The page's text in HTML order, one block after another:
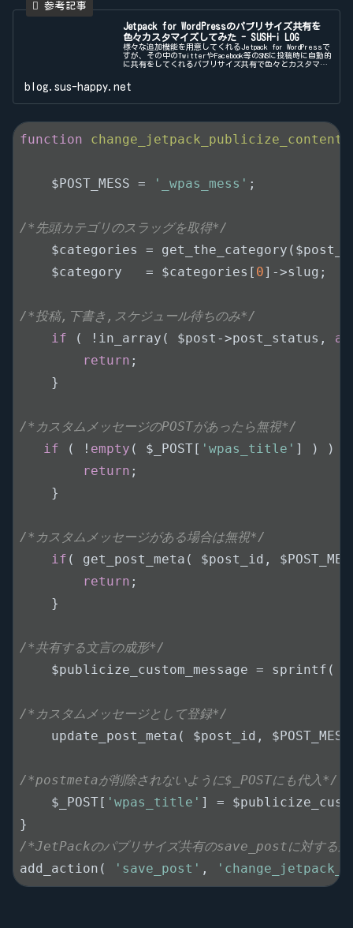
Jetpack for WordPressのパブリサイズ共有を
色々カスタマイズしてみた - SUSH-i LOG
様々な追加機能を用意してくれるJetpack for WordPressで
すが、その中のTwitterやFacebook等のSNSに投稿時に自動的
に共有をしてくれるパブリサイズ共有で色々とカスタマイ
blog.sus-happy.net
function change_jetpack_publicize_content
    $POST_MESS =
'_wpas_mess' ;
/*先頭カテゴリのスラッグを取得*/
$categories =
    $category   = $categories[
0]->slug;
/*投稿,下書き,スケジュール待ちのみ*/
if ( !in_array( $post->post_status,
return ;
    }
/*カスタムメッセージのPOSTがあったら無視*/
if ( ! empty ( $_POST[ 'wpas_title' ] ) ) {
return ;
    }
/*カスタムメッセージがある場合は無視*/
if ( get_post_meta( $post_id,
return ;
    }
/*共有する文言の成形*/
    $publicize_custom_message = sprintf(
/*カスタムメッセージとして登録*/
update_post_meta( $post_id,
/*postmetaが削除されないように$_POSTにも代入*/
    $_POST[
'wpas_title' ] =
/*JetPackのパブリサイズ共有のsave_postに対する
add_action(
'save_post' ,